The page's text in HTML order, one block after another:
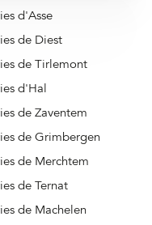
d'Asse
de Diest
de Tirlemont
d'Hal
de Zaventem
de Grimbergen
de Merchtem
de Ternat
de Machelen